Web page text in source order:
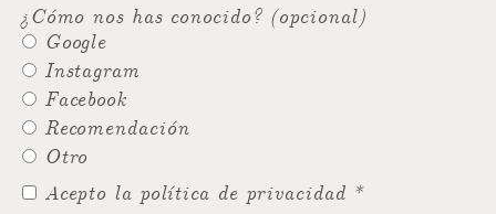
¿Cómo nos has conocido? (opcional)
Google
Instagram
Facebook
Recomendación
Otro
Acepto la política de privacidad *